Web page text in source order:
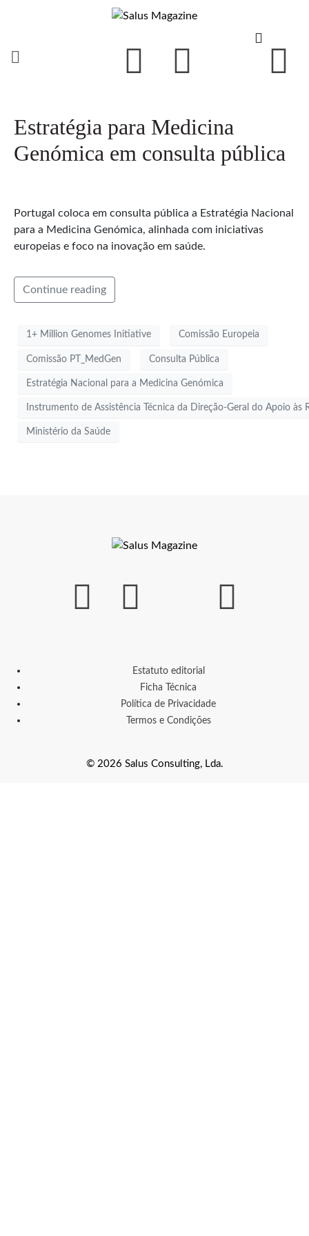
Estratégia para Medicina
Genómica em consulta pública
Portugal coloca em consulta pública a Estratégia Nacional
para a Medicina Genómica, alinhada com iniciativas
europeias e foco na inovação em saúde.
Continue reading
1+ Million Genomes Initiative Comissão Europeia
Comissão PT_MedGen Consulta Pública
Estratégia Nacional para a Medicina Genómica
Instrumento de Assistência Técnica da Direção-Geral do Apoio às
Ministério da Saúde
Estatuto editorial
Ficha Técnica
Política de Privacidade
Termos e Condições
© 2026 Salus Consulting, Lda.